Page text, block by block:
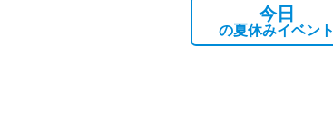
今日
の夏休みイベント